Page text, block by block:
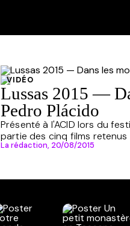
VIDÉO
Lussas 2015 —
Pedro Plácido
Présenté à l'ACID lors du
partie des cinq films retenus
La rédaction, 20/08/2015